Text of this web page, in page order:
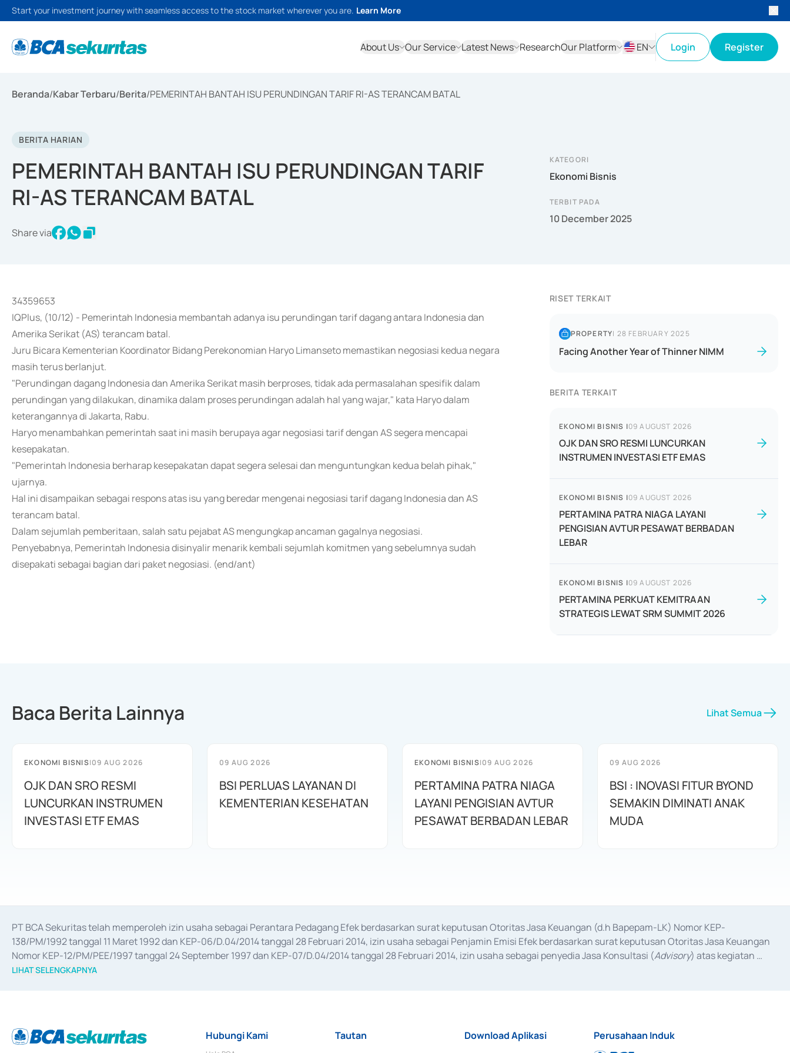
Start your investment journey with seamless access to the stock market wherever you are. Learn More
About Us Our Service Latest News ResearchOur Platform
EN
Login Register
Beranda/Kabar Terbaru/Berita/PEMERINTAH BANTAH ISU PERUNDINGAN TARIF RI-AS TERANCAM BATAL
BERITA HARIAN
PEMERINTAH BANTAH ISU PERUNDINGAN TARIF
RI-AS TERANCAM BATAL
Share via
KATEGORI
Ekonomi Bisnis
TERBIT PADA
10 December 2025
34359653
IQPlus, (10/12) - Pemerintah Indonesia membantah adanya isu perundingan tarif dagang antara Indonesia dan
Amerika Serikat (AS) terancam batal.
Juru Bicara Kementerian Koordinator Bidang Perekonomian Haryo Limanseto memastikan negosiasi kedua negara
masih terus berlanjut.
"Perundingan dagang Indonesia dan Amerika Serikat masih berproses, tidak ada permasalahan spesifik dalam
perundingan yang dilakukan, dinamika dalam proses perundingan adalah hal yang wajar," kata Haryo dalam
keterangannya di Jakarta, Rabu.
Haryo menambahkan pemerintah saat ini masih berupaya agar negosiasi tarif dengan AS segera mencapai
kesepakatan.
"Pemerintah Indonesia berharap kesepakatan dapat segera selesai dan menguntungkan kedua belah pihak,"
ujarnya.
Hal ini disampaikan sebagai respons atas isu yang beredar mengenai negosiasi tarif dagang Indonesia dan AS
terancam batal.
Dalam sejumlah pemberitaan, salah satu pejabat AS mengungkap ancaman gagalnya negosiasi.
Penyebabnya, Pemerintah Indonesia disinyalir menarik kembali sejumlah komitmen yang sebelumnya sudah
disepakati sebagai bagian dari paket negosiasi. (end/ant)
RISET TERKAIT
PROPERTY| 28 FEBRUARY 2025
Facing Another Year of Thinner NIMM
BERITA TERKAIT
EKONOMI BISNIS |09 AUGUST 2026
OJK DAN SRO RESMI LUNCURKAN
INSTRUMEN INVESTASI ETF EMAS
EKONOMI BISNIS |09 AUGUST 2026
PERTAMINA PATRA NIAGA LAYANI
PENGISIAN AVTUR PESAWAT BERBADAN
LEBAR
EKONOMI BISNIS |09 AUGUST 2026
PERTAMINA PERKUAT KEMITRAAN
STRATEGIS LEWAT SRM SUMMIT 2026
Baca Berita Lainnya Lihat Semua
EKONOMI BISNIS|09 AUG 2026
OJK DAN SRO RESMI
LUNCURKAN INSTRUMEN
INVESTASI ETF EMAS
09 AUG 2026
BSI PERLUAS LAYANAN DI
KEMENTERIAN KESEHATAN
EKONOMI BISNIS|09 AUG 2026
PERTAMINA PATRA NIAGA
LAYANI PENGISIAN AVTUR
PESAWAT BERBADAN LEBAR
09 AUG 2026
BSI : INOVASI FITUR BYOND
SEMAKIN DIMINATI ANAK
MUDA
PT BCA Sekuritas telah memperoleh izin usaha sebagai Perantara Pedagang Efek berdasarkan surat keputusan Otoritas Jasa Keuangan (d.h Bapepam-LK) Nomor KEP-
138/PM/1992 tanggal 11 Maret 1992 dan KEP-06/D.04/2014 tanggal 28 Februari 2014, izin usaha sebagai Penjamin Emisi Efek berdasarkan surat keputusan Otoritas Jasa Keuangan
Nomor KEP-12/PM/PEE/1997 tanggal 24 September 1997 dan KEP-07/D.04/2014 tanggal 28 Februari 2014, izin usaha sebagai penyedia Jasa Konsultasi (Advisory) atas kegiatan
merger, akuisisi, divestasi, dan
LIHAT SELENGKAPNYA
Hubungi Kami Tautan Download Aplikasi Perusahaan Induk